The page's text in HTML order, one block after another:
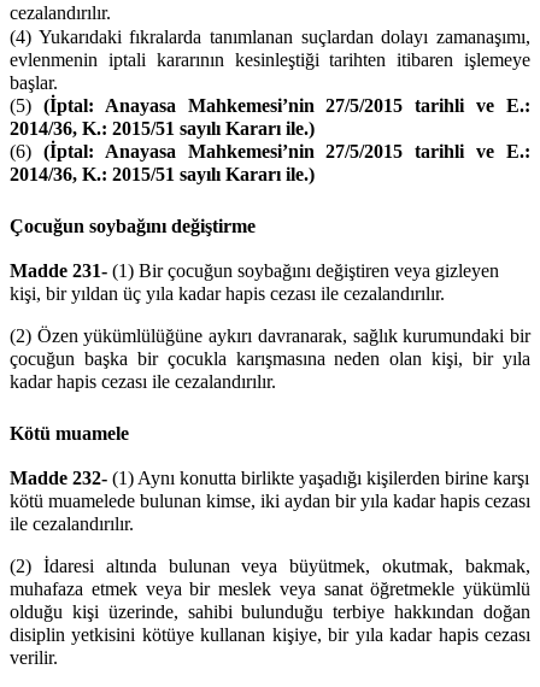
cezalandırılır.
(4) Yukarıdaki fıkralarda tanımlanan suçlardan dolayı zamanaşımı,
evlenmenin iptali kararının kesinleştiği tarihten itibaren işlemeye
başlar.
(5) (İptal: Anayasa Mahkemesi’nin 27/5/2015 tarihli ve E.:
2014/36, K.: 2015/51 sayılı Kararı ile.)
(6) (İptal: Anayasa Mahkemesi’nin 27/5/2015 tarihli ve E.:
2014/36, K.: 2015/51 sayılı Kararı ile.)
Çocuğun soybağını değiştirme
Madde 231- (1) Bir çocuğun soybağını değiştiren veya gizleyen
kişi, bir yıldan üç yıla kadar hapis cezası ile cezalandırılır.
(2) Özen yükümlülüğüne aykırı davranarak, sağlık kurumundaki bir
çocuğun başka bir çocukla karışmasına neden olan kişi, bir yıla
kadar hapis cezası ile cezalandırılır.
Kötü muamele
Madde 232- (1) Aynı konutta birlikte yaşadığı kişilerden birine karşı
kötü muamelede bulunan kimse, iki aydan bir yıla kadar hapis cezası
ile cezalandırılır.
(2) İdaresi altında bulunan veya büyütmek, okutmak, bakmak,
muhafaza etmek veya bir meslek veya sanat öğretmekle yükümlü
olduğu kişi üzerinde, sahibi bulunduğu terbiye hakkından doğan
disiplin yetkisini kötüye kullanan kişiye, bir yıla kadar hapis cezası
verilir.